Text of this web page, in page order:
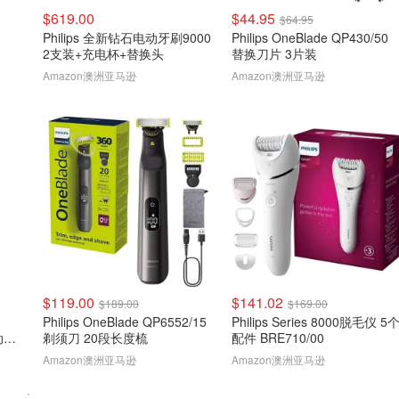
$619.00
Philips 全新钻石电动牙刷9000
2支装+充电杯+替换头
Amazon澳洲亚马逊
$44.95 $64.95
Philips OneBlade QP430/50
替换刀片 3片装
Amazon澳洲亚马逊
$119.00 $189.00
Philips OneBlade QP6552/15
剃须刀 20段长度梳
Amazon澳洲亚马逊
$141.02 $169.00
Philips Series 8000脱毛仪 5个
配件 BRE710/00
Amazon澳洲亚马逊